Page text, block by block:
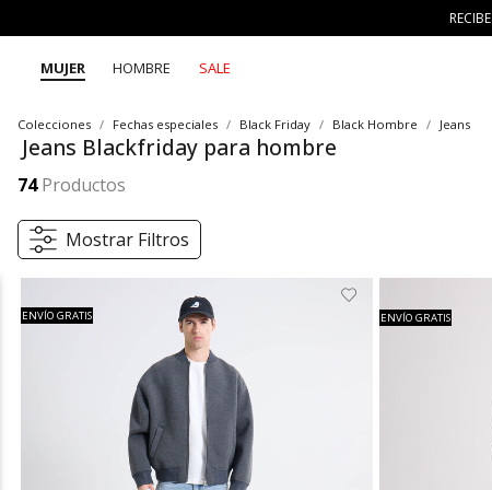
RECIBE
MUJER HOMBRE SALE
Colecciones Fechas especiales Black Friday Black Hombre Jeans
Jeans Blackfriday para hombre
74Productos
Mostrar Filtros
ENVÍO GRATIS ENVÍO GRATIS